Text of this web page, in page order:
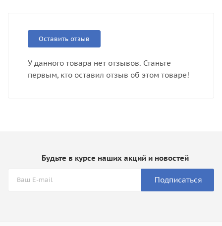
Оставить отзыв
У данного товара нет отзывов. Станьте
первым, кто оставил отзыв об этом товаре!
Будьте в курсе наших акций и новостей
Подписаться